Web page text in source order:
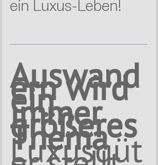
ein Luxus-Leben!
Auswand
ern wird
ein
immer
größeres
Thema
Luxusgüt